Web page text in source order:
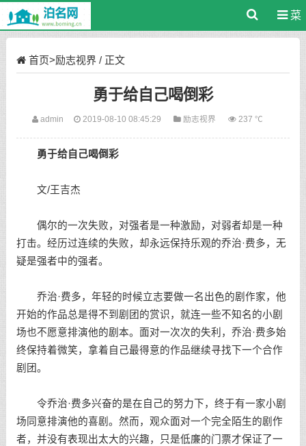
菜
首页>励志视界 / 正文
勇于给自己喝倒彩
admin 2019-08-10 08:45:29 励志视界 237 ℃
勇于给自己喝倒彩
文/王吉杰
偶尔的一次失败，对强者是一种激励，对弱者却是一种
打击。经历过连续的失败，却永远保持乐观的乔治·费多，无
疑是强者中的强者。
乔治·费多，年轻的时候立志要做一名出色的剧作家，他
开始的作品总是得不到剧团的赏识，就连一些不知名的小剧
场也不愿意排演他的剧本。面对一次次的失利，乔治·费多始
终保持着微笑，拿着自己最得意的作品继续寻找下一个合作
剧团。
令乔治·费多兴奋的是在自己的努力下，终于有一家小剧
场同意排演他的喜剧。然而，观众面对一个完全陌生的剧作
者，并没有表现出太大的兴趣，只是低廉的门票才保证了一